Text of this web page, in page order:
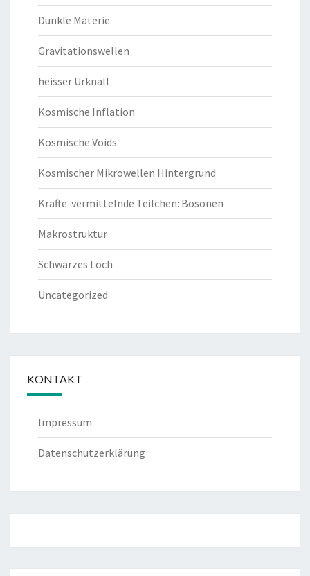
Dunkle Materie
Gravitationswellen
heisser Urknall
Kosmische Inflation
Kosmische Voids
Kosmischer Mikrowellen Hintergrund
Kräfte-vermittelnde Teilchen: Bosonen
Makrostruktur
Schwarzes Loch
Uncategorized
KONTAKT
Impressum
Datenschutzerklärung